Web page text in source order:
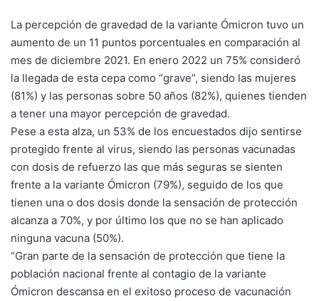
La percepción de gravedad de la variante Ómicron tuvo un
aumento de un 11 puntos porcentuales en comparación al
mes de diciembre 2021. En enero 2022 un 75% consideró
la llegada de esta cepa como “grave”, siendo las mujeres
(81%) y las personas sobre 50 años (82%), quienes tienden
a tener una mayor percepción de gravedad.
Pese a esta alza, un 53% de los encuestados dijo sentirse
protegido frente al virus, siendo las personas vacunadas
con dosis de refuerzo las que más seguras se sienten
frente a la variante Ómicron (79%), seguido de los que
tienen una o dos dosis donde la sensación de protección
alcanza a 70%, y por último los que no se han aplicado
ninguna vacuna (50%).
“Gran parte de la sensación de protección que tiene la
población nacional frente al contagio de la variante
Ómicron descansa en el exitoso proceso de vacunación